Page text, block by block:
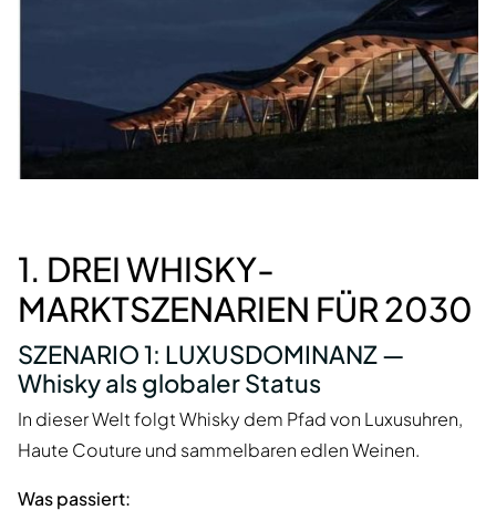
1. DREI WHISKY-
MARKTSZENARIEN FÜR 2030
SZENARIO 1: LUXUSDOMINANZ —
Whisky als globaler Status
In dieser Welt folgt Whisky dem Pfad von Luxusuhren,
Haute Couture und sammelbaren edlen Weinen.
Was passiert: